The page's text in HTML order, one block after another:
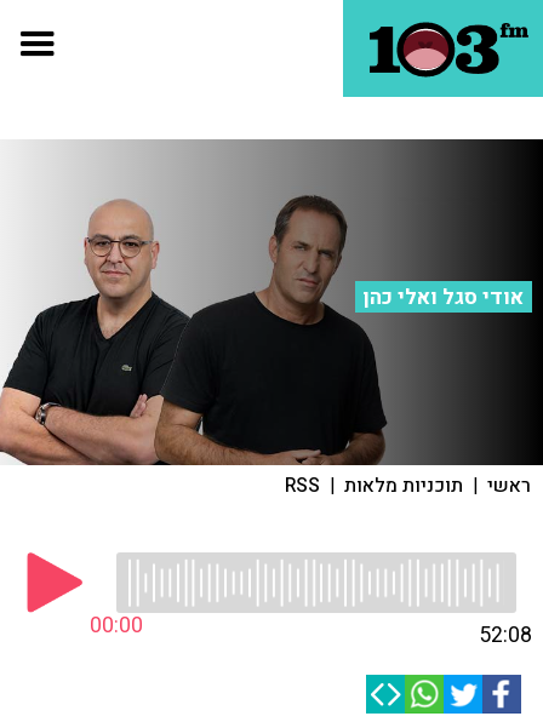
אודי סגל ואלי כהן
ראשי | תוכניות מלאות |
RSS
00:00 52:08